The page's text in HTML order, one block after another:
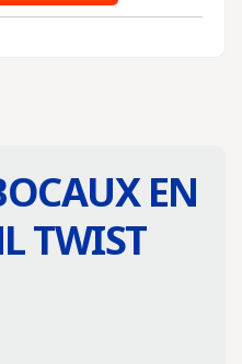
EN
TWIST